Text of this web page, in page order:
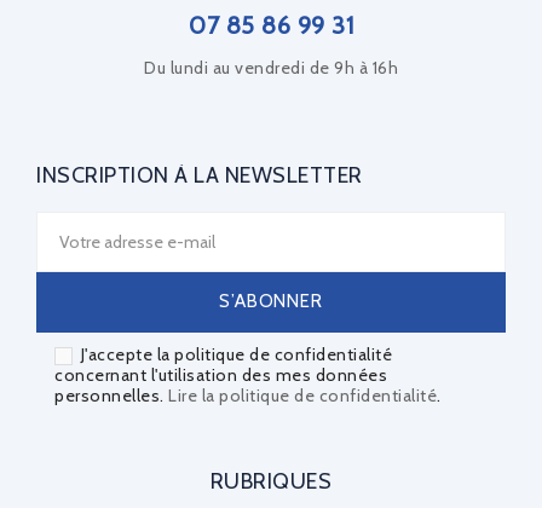
07 85 86 99 31
Du lundi au vendredi de 9h à 16h
INSCRIPTION À LA NEWSLETTER
J'accepte la politique de confidentialité
concernant l'utilisation des mes données
personnelles. Lire la politique de confidentialité.
RUBRIQUES